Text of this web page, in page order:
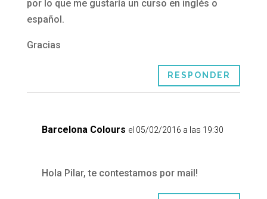
por lo que me gustaría un curso en inglés o
español.
Gracias
RESPONDER
Barcelona Colours el 05/02/2016 a las 19:30
Hola Pilar, te contestamos por mail!